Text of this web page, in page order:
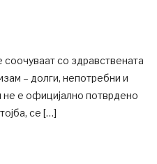
со здравствената
– долги, непотребни и
е официјално потврдено
се […]